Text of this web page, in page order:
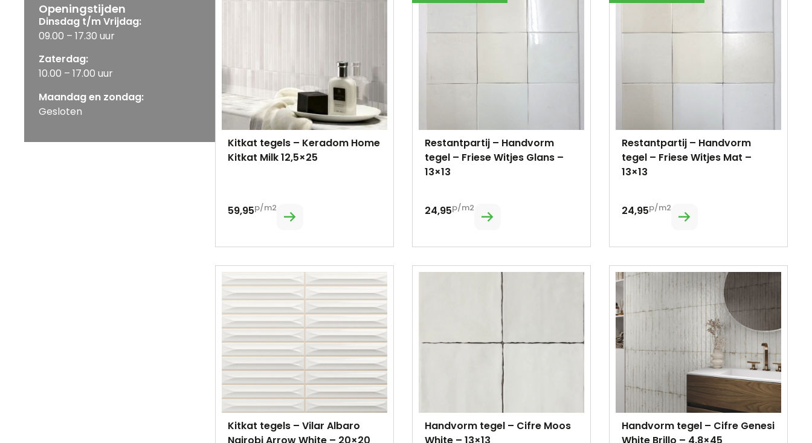
Openingstijden
Dinsdag t/m Vrijdag:
09.00 – 17.30 uur
Zaterdag:
10.00 – 17.00 uur
Maandag en zondag:
Gesloten
Kitkat tegels – Keradom Home
Kitkat Milk 12,5×25
59,95p/m2
Restantpartij – Handvorm
tegel – Friese Witjes Glans –
13×13
24,95p/m2
Restantpartij – Handvorm
tegel – Friese Witjes Mat –
13×13
24,95p/m2
Kitkat tegels – Vilar Albaro
Nairobi Arrow White – 20×20
Handvorm tegel – Cifre Moos
White – 13×13
Handvorm tegel – Cifre Genesi
White Brillo – 4.8×45